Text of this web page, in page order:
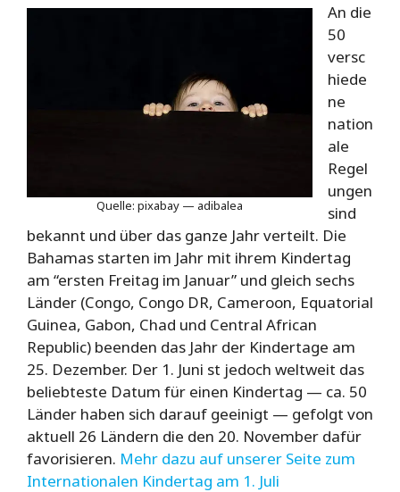
Quelle: pixabay — adibalea
An die
50
versc
hiede
ne
nation
ale
Regel
ungen
sind
bekannt und über das ganze Jahr verteilt. Die
Bahamas starten im Jahr mit ihrem Kindertag
am “ersten Freitag im Januar” und gleich sechs
Länder (Congo, Congo DR, Cameroon, Equatorial
Guinea, Gabon, Chad und Central African
Republic) beenden das Jahr der Kindertage am
25. Dezember. Der 1. Juni st jedoch weltweit das
beliebteste Datum für einen Kindertag — ca. 50
Länder haben sich darauf geeinigt — gefolgt von
aktuell 26 Ländern die den 20. November dafür
favorisieren. Mehr dazu auf unserer Seite zum
Internationalen Kindertag am 1. Juli